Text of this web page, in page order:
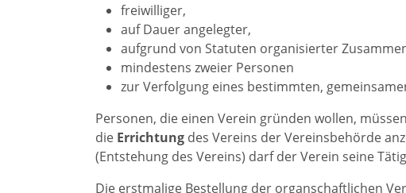
freiwilliger,
auf Dauer angelegter,
aufgrund von Statuten organisierter
mindestens zweier Personen
zur Verfolgung eines bestimmten,
Personen, die einen Verein gründen wollen,
die Errichtungdes Vereins der Vereinsbehörde
(Entstehung des Vereins) darf der Verein seine
Die erstmalige Bestellung der organschaftlichen